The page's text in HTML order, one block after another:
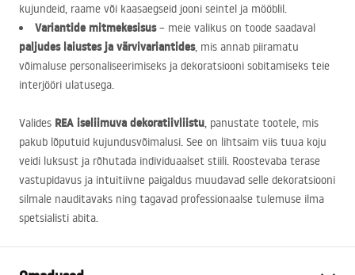
kujundeid, raame või kaasaegseid jooni seintel ja mööblil.
Variantide mitmekesisus– meie valikus on toode saadaval
paljudes laiustes ja värvivariantides, mis annab piiramatu
võimaluse personaliseerimiseks ja dekoratsiooni sobitamiseks teie
interjööri ulatusega.
Valides REA iseliimuva dekoratiivliistu, panustate tootele, mis
pakub lõputuid kujundusvõimalusi. See on lihtsaim viis tuua koju
veidi luksust ja rõhutada individuaalset stiili. Roostevaba terase
vastupidavus ja intuitiivne paigaldus muudavad selle dekoratsiooni
silmale nauditavaks ning tagavad professionaalse tulemuse ilma
spetsialisti abita.